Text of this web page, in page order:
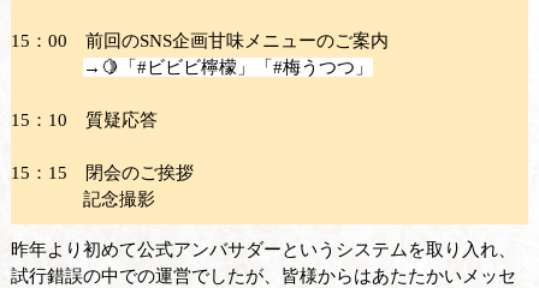
15：00 前回のSNS企画甘味メニューのご案内
→🍋
「#ビビビ檸檬」「#梅うつつ」
15：10 質疑応答
15：15 閉会のご挨拶
記念撮影
昨年より初めて公式アンバサダーというシステムを取り入れ、
試行錯誤の中での運営でしたが、皆様からはあたたかいメッセ